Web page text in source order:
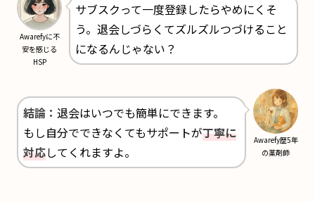
Awarefyに不
安を感じる
HSP
サブスクって一度登録したらやめにくそ
う。退会しづらくてズルズルつづけること
になるんじゃない？
Awarefy歴5年
の薬剤師
結論： 退会はいつでも簡単にできます。
もし自分でできなくてもサポートが丁寧に
対応してくれますよ。